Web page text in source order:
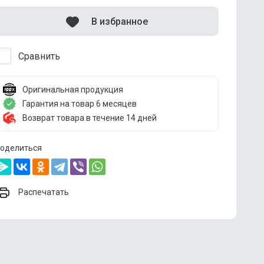
Сравнить
В избранное
Оригинальная продукция
Гарантия на товар 6 месяцев
Возврат товара в течение 14 дней
Распечатать